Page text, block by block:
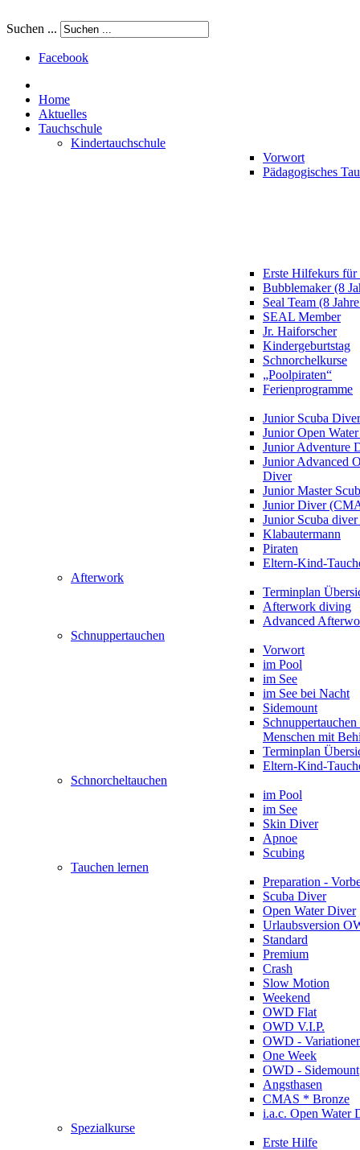
Suchen ...
Facebook
Home
Aktuelles
Tauchschule
Kindertauchschule
Vorwort
Pädagogisches
Erste Hilfekurs
Bubblemaker (8
Seal Team (8
SEAL Member
Jr. Haiforscher
Kindergeburtstag
Schnorchelkurse
„Poolpiraten“
Ferienprogramme
Junior Scuba Diver
Junior Open
Junior Adventure
Junior Advanced
Diver
Junior Master
Junior Diver
Junior Scuba
Klabautermann
Piraten
Eltern-Kind-
Afterwork
Terminplan
Afterwork diving
Advanced
Schnuppertauchen
Vorwort
im Pool
im See
im See bei Nacht
Sidemount
Menschen mit
Terminplan
Eltern-Kind-
Schnorcheltauchen
im Pool
im See
Skin Diver
Apnoe
Scubing
Tauchen lernen
Preparation -
Scuba Diver
Open Water Diver
Urlaubsversion
Standard
Premium
Crash
Slow Motion
Weekend
OWD Flat
OWD V.I.P.
OWD -
One Week
OWD - Sidemount
Angsthasen
CMAS * Bronze
i.a.c. Open Water
Spezialkurse
Erste Hilfe